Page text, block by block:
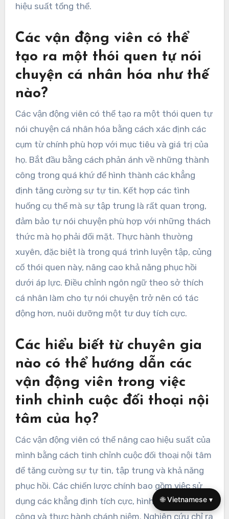
hiệu suất tổng thể.
Các vận động viên có thể
tạo ra một thói quen tự nói
chuyện cá nhân hóa như thế
nào?
Các vận động viên có thể tạo ra một thói quen tự
nói chuyện cá nhân hóa bằng cách xác định các
cụm từ chính phù hợp với mục tiêu và giá trị của
họ. Bắt đầu bằng cách phản ánh về những thành
công trong quá khứ để hình thành các khẳng
định tăng cường sự tự tin. Kết hợp các tình
huống cụ thể mà sự tập trung là rất quan trọng,
đảm bảo tự nói chuyện phù hợp với những thách
thức mà họ phải đối mặt. Thực hành thường
xuyên, đặc biệt là trong quá trình luyện tập, củng
cố thói quen này, nâng cao khả năng phục hồi
dưới áp lực. Điều chỉnh ngôn ngữ theo sở thích
cá nhân làm cho tự nói chuyện trở nên có tác
động hơn, nuôi dưỡng một tư duy tích cực.
Các hiểu biết từ chuyên gia
nào có thể hướng dẫn các
vận động viên trong việc
tinh chỉnh cuộc đối thoại nội
tâm của họ?
Các vận động viên có thể nâng cao hiệu suất của
mình bằng cách tinh chỉnh cuộc đối thoại nội tâm
để tăng cường sự tự tin, tập trung và khả năng
phục hồi. Các chiến lược chính bao gồm việc sử
dụng các khẳng định tích cực, hình dung thành
công và thực hành chánh niệm. Nghiên cứu chỉ ra
🌐 Vietnamese ▾